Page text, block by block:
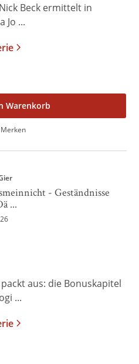
Beck ermittelt in
Jo ...
Warenkorb
Merken
- Geständnisse
...
aus: die Bonuskapitel
...